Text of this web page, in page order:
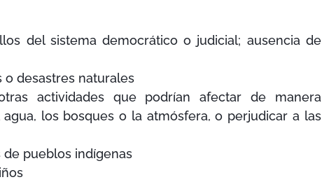
del sistema democrático o judicial; ausencia de
o desastres naturales
actividades que podrían afectar de manera
los bosques o la atmósfera, o perjudicar a las
pueblos indígenas